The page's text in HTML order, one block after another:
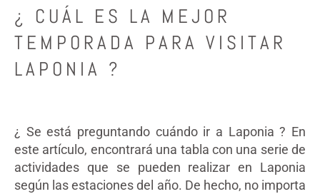
¿ CUÁL ES LA MEJOR
TEMPORADA PARA VISITAR
LAPONIA ?
¿ Se está preguntando cuándo ir a Laponia ? En
este artículo, encontrará una tabla con una serie de
actividades que se pueden realizar en Laponia
según las estaciones del año. De hecho, no importa